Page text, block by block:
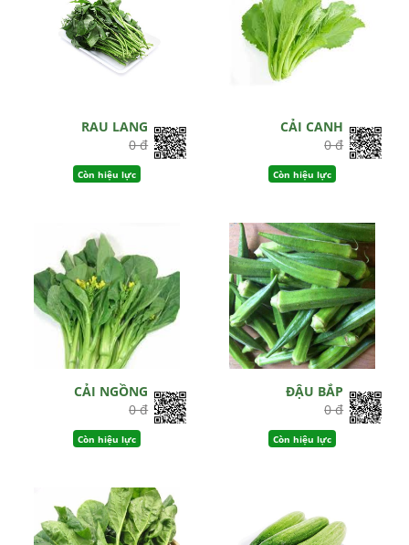
RAU LANG
0 đ
Còn hiệu lực
CẢI CANH
0 đ
Còn hiệu lực
CẢI NGỒNG
0 đ
Còn hiệu lực
ĐẬU BẮP
0 đ
Còn hiệu lực